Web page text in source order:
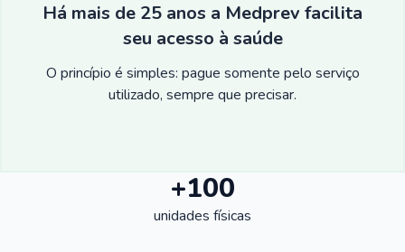
Há mais de 25 anos a Medprev facilita
seu acesso à saúde
O princípio é simples: pague somente pelo serviço
utilizado, sempre que precisar.
+100
unidades físicas